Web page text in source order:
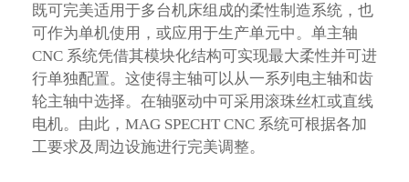
既可完美适用于多台机床组成的柔性制造系统，也
可作为单机使用，或应用于生产单元中。单主轴
CNC 系统凭借其模块化结构可实现最大柔性并可进
行单独配置。这使得主轴可以从一系列电主轴和齿
轮主轴中选择。在轴驱动中可采用滚珠丝杠或直线
电机。由此，MAG SPECHT CNC 系统可根据各加
工要求及周边设施进行完美调整。